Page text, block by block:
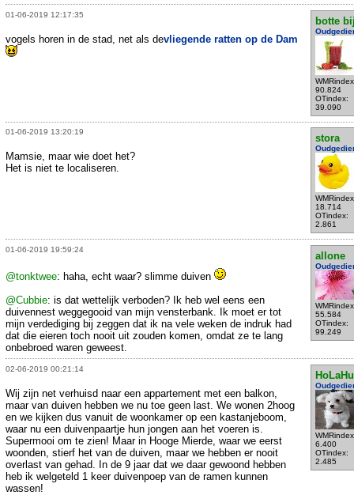
01-06-2019 12:17:35
botte
90.824
OTindex:
39.090
vogels horen in de stad, net als devliegende ratten op de Dam
01-06-2019 13:20:19
stora
18.714
OTindex:
2.861
Mamsie, maar wie doet het?
Het is niet te localiseren.
01-06-2019 19:59:24
allone
55.584
OTindex:
99.249
@tonktwee: haha, echt waar? slimme duiven
@Cubbie: is dat wettelijk verboden? Ik heb wel eens een
duivennest weggegooid van mijn vensterbank. Ik moet er tot
mijn verdediging bij zeggen dat ik na vele weken de indruk had
dat die eieren toch nooit uit zouden komen, omdat ze te lang
onbebroed waren geweest.
02-06-2019 00:21:14
HoLaHu
6.400
OTindex:
2.485
Wij zijn net verhuisd naar een appartement met een balkon,
maar van duiven hebben we nu toe geen last. We wonen 2hoog
en we kijken dus vanuit de woonkamer op een kastanjeboom,
waar nu een duivenpaartje hun jongen aan het voeren is.
Supermooi om te zien! Maar in Hooge Mierde, waar we eerst
woonden, stierf het van de duiven, maar we hebben er nooit
overlast van gehad. In de 9 jaar dat we daar gewoond hebben
heb ik welgeteld 1 keer duivenpoep van de ramen kunnen
wassen!